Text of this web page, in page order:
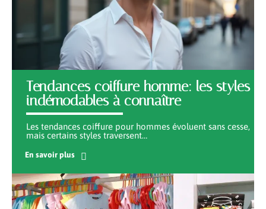
Tendances coiffure homme: les styles
indémodables à connaître
Les tendances coiffure pour hommes évoluent sans cesse,
mais certains styles traversent…
En savoir plus